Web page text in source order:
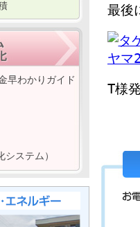
早わかりガイド
システム）
最後
T様